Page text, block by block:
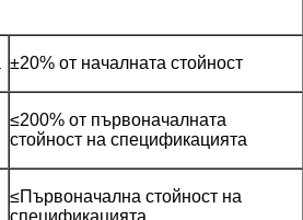
±20% от началната стойност
≤200% от първоначалната
стойност на спецификацията
≤Първоначална стойност на
спецификацията